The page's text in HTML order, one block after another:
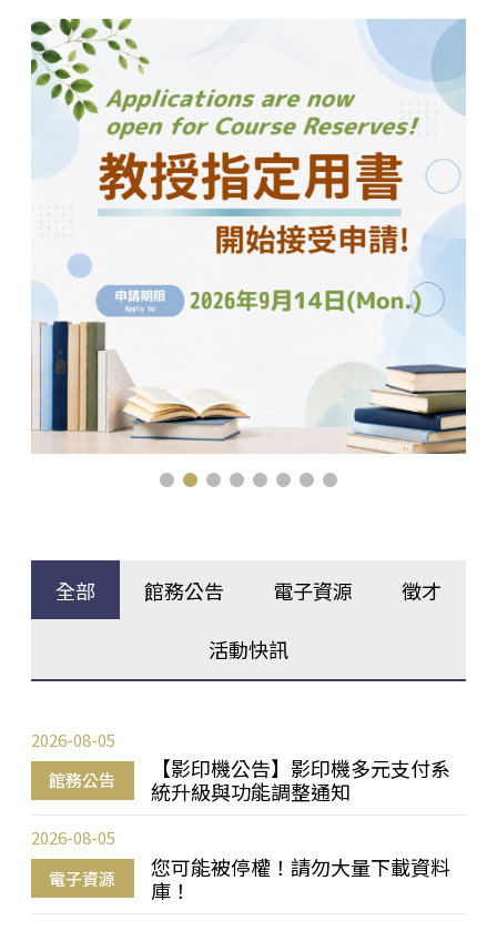
全部 館務公告 電子資源 徵才
活動快訊
館務公告
【影印機公告】影印機多元支付系
統升級與功能調整通知
2026-08-05
電子資源
您可能被停權！請勿大量下載資料
庫！
2026-08-05